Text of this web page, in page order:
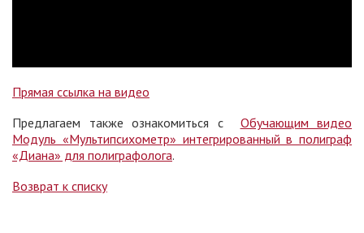
Прямая ссылка на видео
Предлагаем также ознакомиться с Обучающим видео
Модуль «Мультипсихометр» интегрированный в полиграф
«Диана» для полиграфолога.
Возврат к списку